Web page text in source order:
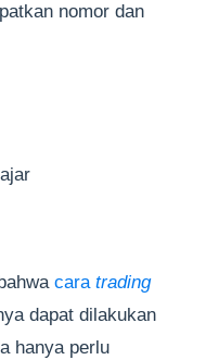
nomor dan
cara trading
dapat dilakukan
hanya perlu